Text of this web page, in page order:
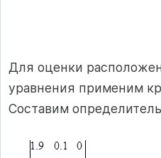
Для оценки
уравнения применим
Составим